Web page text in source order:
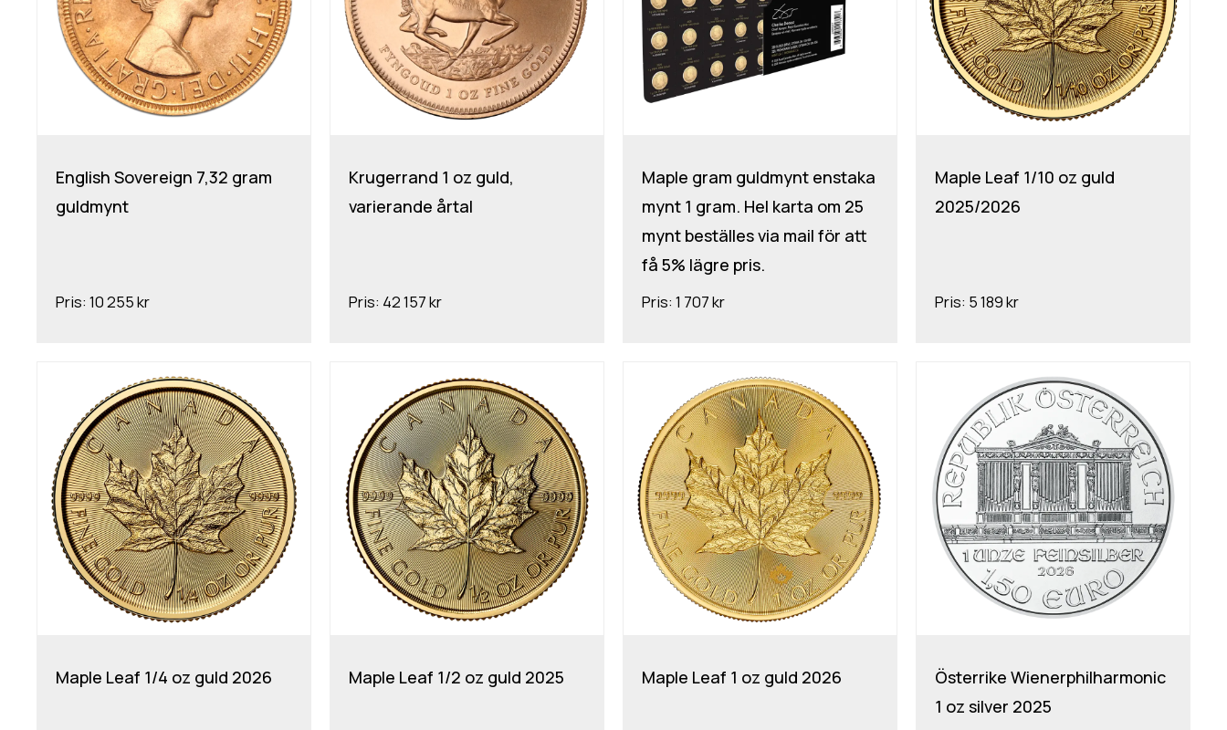
English Sovereign 7,32 gram
guldmynt
Pris: 10 255 kr
Krugerrand 1 oz guld,
varierande årtal
Pris: 42 157 kr
Maple gram guldmynt enstaka
mynt 1 gram. Hel karta om 25
mynt beställes via mail för att
få 5% lägre pris.
Pris: 1 707 kr
Maple Leaf 1/10 oz guld
2025/2026
Pris: 5 189 kr
Maple Leaf 1/4 oz guld 2026 Maple Leaf 1/2 oz guld 2025 Maple Leaf 1 oz guld 2026
Österrike Wienerphilharmonic
1 oz silver 2025